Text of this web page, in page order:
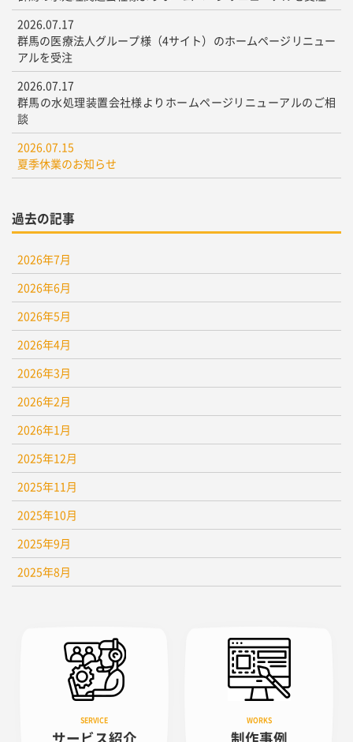
2026.07.17
群馬の医療法人グループ様（4サイト）のホームページリニュー
アルを受注
2026.07.17
群馬の水処理装置会社様よりホームページリニューアルのご相
談
2026.07.15
夏季休業のお知らせ
過去の記事
2026年7月
2026年6月
2026年5月
2026年4月
2026年3月
2026年2月
2026年1月
2025年12月
2025年11月
2025年10月
2025年9月
2025年8月